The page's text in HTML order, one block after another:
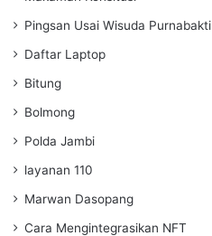
Pingsan Usai Wisuda Purnabakti
Daftar Laptop
Bitung
Bolmong
Polda Jambi
layanan 110
Marwan Dasopang
Cara Mengintegrasikan NFT